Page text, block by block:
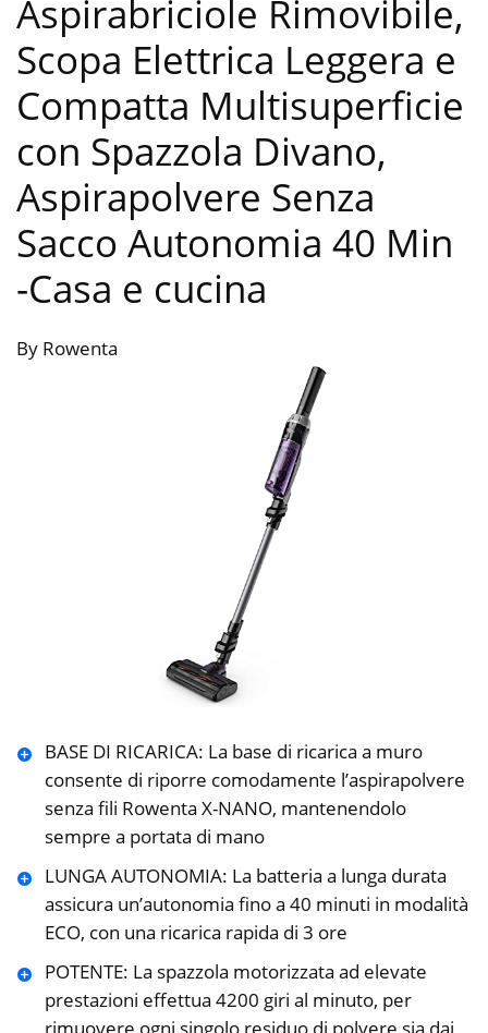
Aspirabriciole Rimovibile,
Scopa Elettrica Leggera e
Compatta Multisuperficie
con Spazzola Divano,
Aspirapolvere Senza
Sacco Autonomia 40 Min
-Casa e cucina
By Rowenta
BASE DI RICARICA: La base di ricarica a muro
consente di riporre comodamente l’aspirapolvere
senza fili Rowenta X-NANO, mantenendolo
sempre a portata di mano
LUNGA AUTONOMIA: La batteria a lunga durata
assicura un’autonomia fino a 40 minuti in modalità
ECO, con una ricarica rapida di 3 ore
POTENTE: La spazzola motorizzata ad elevate
prestazioni effettua 4200 giri al minuto, per